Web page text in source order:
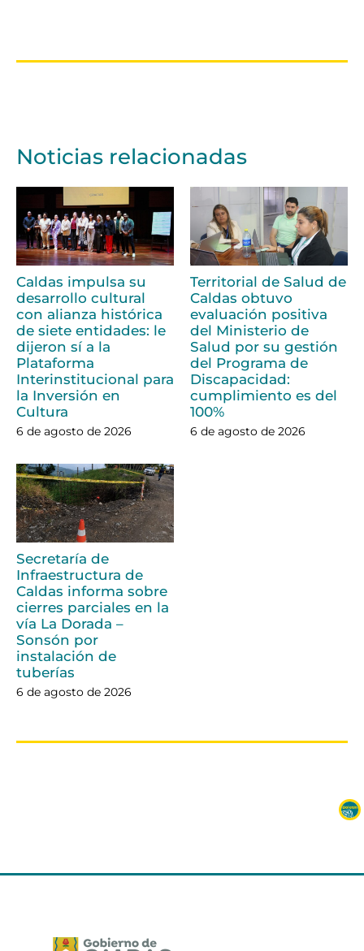
Noticias relacionadas
Caldas impulsa su
desarrollo cultural
con alianza histórica
de siete entidades: le
dijeron sí a la
Plataforma
Interinstitucional para
la Inversión en
Cultura
6 de agosto de 2026
Territorial de Salud de
Caldas obtuvo
evaluación positiva
del Ministerio de
Salud por su gestión
del Programa de
Discapacidad:
cumplimiento es del
100%
6 de agosto de 2026
Secretaría de
Infraestructura de
Caldas informa sobre
cierres parciales en la
vía La Dorada –
Sonsón por
instalación de
tuberías
6 de agosto de 2026